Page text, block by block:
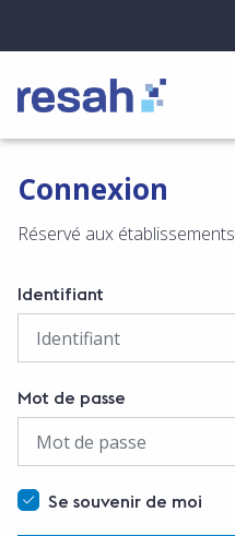
Logo Resah
Connexion
Réservé aux établissements
Identifiant
Mot de passe
Se souvenir de moi